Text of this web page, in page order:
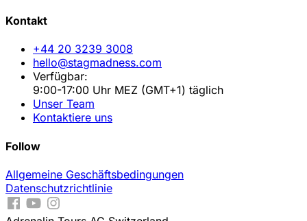
Kontakt
+44 20 3239 3008
hello@stagmadness.com
Verfügbar:
9:00-17:00 Uhr MEZ (GMT+1) täglich
Unser Team
Kontaktiere uns
Follow
Allgemeine Geschäftsbedingungen
Datenschutzrichtlinie